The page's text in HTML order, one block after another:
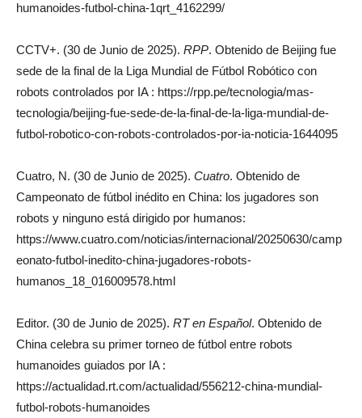
humanoides-futbol-china-1qrt_4162299/
CCTV+. (30 de Junio de 2025). RPP. Obtenido de Beijing fue
sede de la final de la Liga Mundial de Fútbol Robótico con
robots controlados por IA : https://rpp.pe/tecnologia/mas-
tecnologia/beijing-fue-sede-de-la-final-de-la-liga-mundial-de-
futbol-robotico-con-robots-controlados-por-ia-noticia-1644095
Cuatro, N. (30 de Junio de 2025). Cuatro. Obtenido de
Campeonato de fútbol inédito en China: los jugadores son
robots y ninguno está dirigido por humanos:
https://www.cuatro.com/noticias/internacional/20250630/camp
eonato-futbol-inedito-china-jugadores-robots-
humanos_18_016009578.html
Editor. (30 de Junio de 2025). RT en Español. Obtenido de
China celebra su primer torneo de fútbol entre robots
humanoides guiados por IA :
https://actualidad.rt.com/actualidad/556212-china-mundial-
futbol-robots-humanoides